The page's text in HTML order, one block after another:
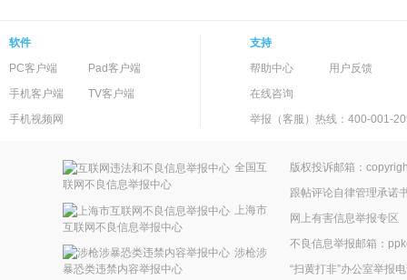
软件
PC客户端
Pad客户端
手机客户端
TV客户端
手机视频网
支持
帮助中心
用户反馈
在线咨询
举报（客服）热线：400-001-
全国互
联网不良信息举报中心
上海市
互联网不良信息举报中心
涉枪涉
暴恐类违禁内容举报中心
版权投诉邮箱：
跟帖评论自律管理承诺
网上有害信息举报专区
不良信息举报邮箱：
“扫黄打非”办公室举报